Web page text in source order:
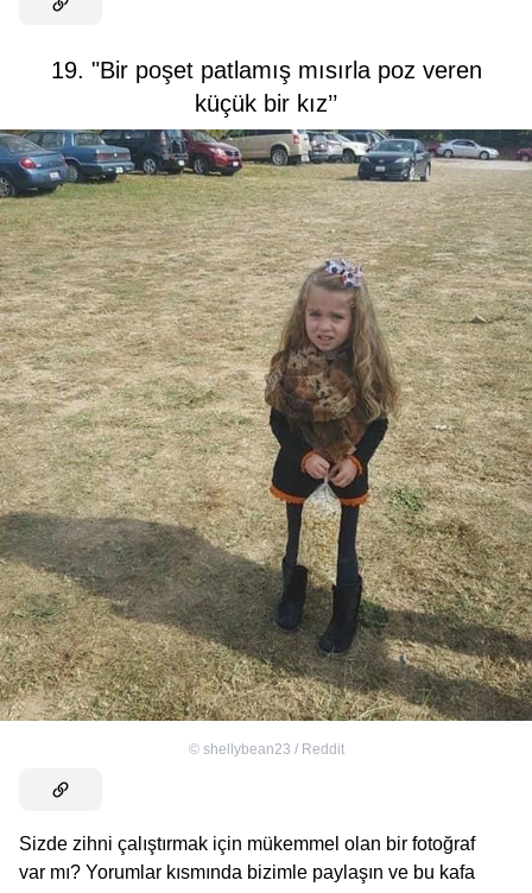
19. "Bir poşet patlamış mısırla poz veren
küçük bir kız’’
© shellybean23 / Reddit
Sizde zihni çalıştırmak için mükemmel olan bir fotoğraf
var mı? Yorumlar kısmında bizimle paylaşın ve bu kafa